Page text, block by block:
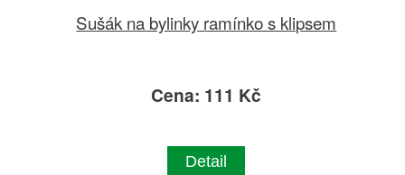
Sušák na bylinky ramínko s klipsem
Cena: 111 Kč
Detail